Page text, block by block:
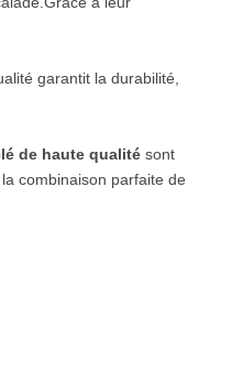
garantit la durabilité,
de haute qualité sont
combinaison parfaite de